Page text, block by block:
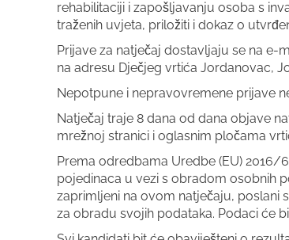
rehabilitaciji i zapošljavanju osoba s
traženih uvjeta, priložiti i dokaz o
Prijave za natječaj dostavljaju se na e-
na adresu Dječjeg vrtića Jordanovac,
Nepotpune i nepravovremene prijave
Natječaj traje 8 dana od dana objave
mrežnoj stranici i oglasnim pločama
Prema odredbama Uredbe (EU) 2016/
pojedinaca u vezi s obradom osobnih
zaprimljeni na ovom natječaju, poslani
za obradu svojih podataka. Podaci će